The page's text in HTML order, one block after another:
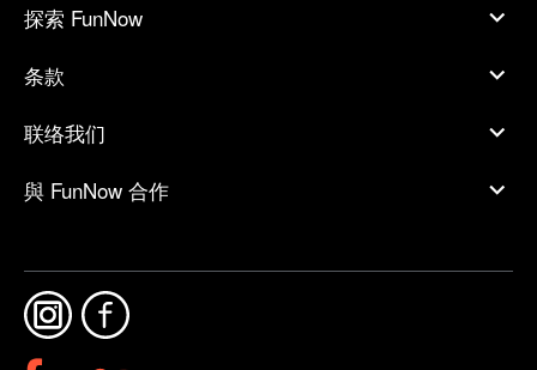
探索 FunNow
条款
联络我们
與 FunNow 合作